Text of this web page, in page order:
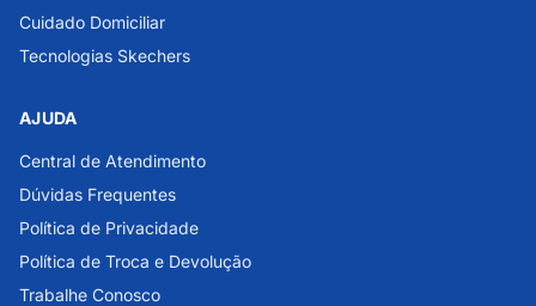
Cuidado Domiciliar
Tecnologias Skechers
AJUDA
Central de Atendimento
Dúvidas Frequentes
Política de Privacidade
Política de Troca e Devolução
Trabalhe Conosco